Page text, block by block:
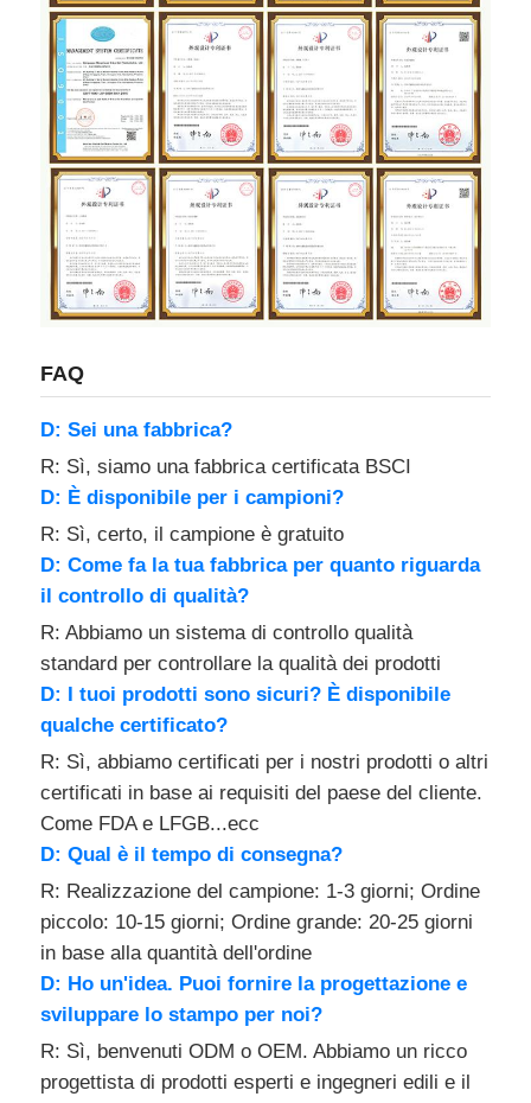
FAQ
D: Sei una fabbrica?
R: Sì, siamo una fabbrica certificata BSCI
D: È disponibile per i campioni?
R: Sì, certo, il campione è gratuito
D: Come fa la tua fabbrica per quanto riguarda
il controllo di qualità?
R: Abbiamo un sistema di controllo qualità
standard per controllare la qualità dei prodotti
D: I tuoi prodotti sono sicuri? È disponibile
qualche certificato?
R: Sì, abbiamo certificati per i nostri prodotti o altri
certificati in base ai requisiti del paese del cliente.
Come FDA e LFGB...ecc
D: Qual è il tempo di consegna?
R: Realizzazione del campione: 1-3 giorni; Ordine
piccolo: 10-15 giorni; Ordine grande: 20-25 giorni
in base alla quantità dell'ordine
D: Ho un'idea. Puoi fornire la progettazione e
sviluppare lo stampo per noi?
R: Sì, benvenuti ODM o OEM. Abbiamo un ricco
progettista di prodotti esperti e ingegneri edili e il